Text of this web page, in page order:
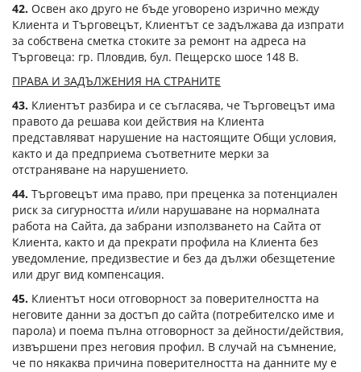
42. Освен ако друго не бъде уговорено изрично между
Клиента и Търговецът, Клиентът се задължава да изпрати
за собствена сметка стоките за ремонт на адреса на
Търговеца: гр. Пловдив, бул. Пещерско шосе 148 В.
ПРАВА И ЗАДЪЛЖЕНИЯ НА СТРАНИТЕ
43. Клиентът разбира и се съгласява, че Търговецът има
правото да решава кои действия на Клиента
представляват нарушение на настоящите Общи условия,
както и да предприема съответните мерки за
отстраняване на нарушението.
44. Търговецът има право, при преценка за потенциален
риск за сигурността и/или нарушаване на нормалната
работа на Сайта, да забрани използването на Сайта от
Клиента, както и да прекрати профила на Клиента без
уведомление, предизвестие и без да дължи обезщетение
или друг вид компенсация.
45. Клиентът носи отговорност за поверителността на
неговите данни за достъп до сайта (потребителско име и
парола) и поема пълна отговорност за дейности/действия,
извършени през неговия профил. В случай на съмнение,
че по някаква причина поверителността на данните му е